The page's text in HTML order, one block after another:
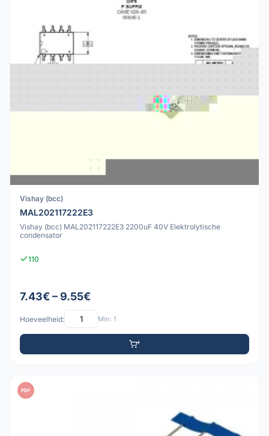
Vishay (bcc)
MAL202117222E3
Vishay (bcc) MAL202117222E3 2200uF 40V Elektrolytische
condensator
110
7.43€ – 9.55€
Hoeveelheid: Min: 1
PDF